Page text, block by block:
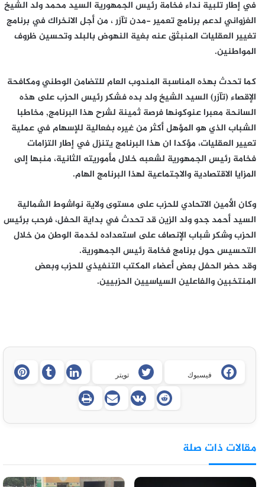
في إطار تلبية نداء فخامة رئيس الجمهورية السيد محمد ولد الشيخ
الغزواني لدعم برنامج تعمير -مدن تآزر ، من أجل الانخراك في برنامج
تغيير العقليات المنبثق عنه بغية النهوض بالبلد وتحسين ظروف
المواطنين.
كما تحدث بهذه المناسبة المندوب العام للتضامن الوطني ومكافحة
الإقصاء (تآزر) السيد الشيخ ولد بده فشكر رئيس الحزب على هذه
السانحة معبرا عنوكونها فرصة ثمينة لشرح هذا البرنامج, مخاطبا
الشباب الذي هو المؤهل أكثر من غيره بفعالية للإسهام في عملية
تعيير العقليات، مؤكدا ان هذا البرنامج يتنزل في إطار التزامات
فخامة رئيس الجمهورية لشعبه خلال مأموريته الثانية، منبها إلى
المزايا الاقتصادية والاجتماعية لهذا البرنامج الهام.
وكان الأمين الاتحادي للحزب على مستوى ولاية نواشوط الشمالية
السيد أحمد جدو ولد الزين قد تحدث في بداية الحفل، فرحب برئيس
الحزب وشكر شباب الإنصاف على استعداده لخدمة الوطن من خلال
التحسيس حول برنامج فخامة رئيس الجمهورية.
وقد حضر الحفل بعض أعضاء المكتب التنفيذي للحزب وبعض
المنتخبين والفاعلين السياسيين الحزبيين.
فيسبوك تويتر
مقالات ذات صلة